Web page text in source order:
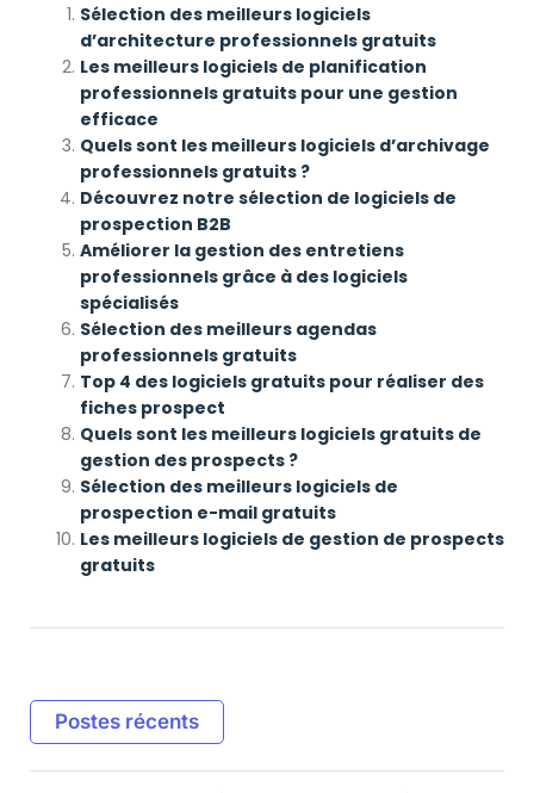
Sélection des meilleurs logiciels
d’architecture professionnels gratuits
Les meilleurs logiciels de planification
professionnels gratuits pour une gestion
efficace
Quels sont les meilleurs logiciels d’archivage
professionnels gratuits ?
Découvrez notre sélection de logiciels de
prospection B2B
Améliorer la gestion des entretiens
professionnels grâce à des logiciels
spécialisés
Sélection des meilleurs agendas
professionnels gratuits
Top 4 des logiciels gratuits pour réaliser des
fiches prospect
Quels sont les meilleurs logiciels gratuits de
gestion des prospects ?
Sélection des meilleurs logiciels de
prospection e-mail gratuits
Les meilleurs logiciels de gestion de prospects
gratuits
Postes récents